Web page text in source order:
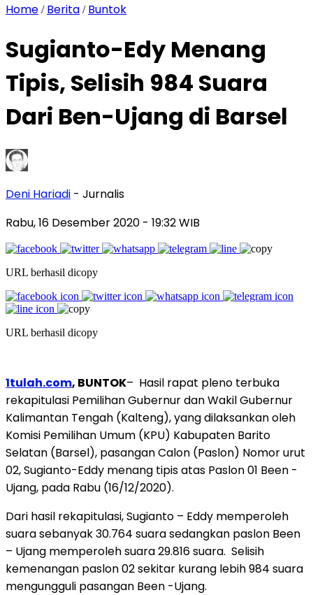
Home / Berita / Buntok
Sugianto-Edy Menang
Tipis, Selisih 984 Suara
Dari Ben-Ujang di Barsel
Deni Hariadi - Jurnalis
Rabu, 16 Desember 2020 - 19:32 WIB
URL berhasil dicopy
URL berhasil dicopy
1tulah.com, BUNTOK– Hasil rapat pleno terbuka
rekapitulasi Pemilihan Gubernur dan Wakil Gubernur
Kalimantan Tengah (Kalteng), yang dilaksankan oleh
Komisi Pemilihan Umum (KPU) Kabupaten Barito
Selatan (Barsel), pasangan Calon (Paslon) Nomor urut
02, Sugianto-Eddy menang tipis atas Paslon 01 Been -
Ujang, pada Rabu (16/12/2020).
Dari hasil rekapitulasi, Sugianto – Eddy memperoleh
suara sebanyak 30.764 suara sedangkan paslon Been
– Ujang memperoleh suara 29.816 suara. Selisih
kemenangan paslon 02 sekitar kurang lebih 984 suara
mengungguli pasangan Been -Ujang.